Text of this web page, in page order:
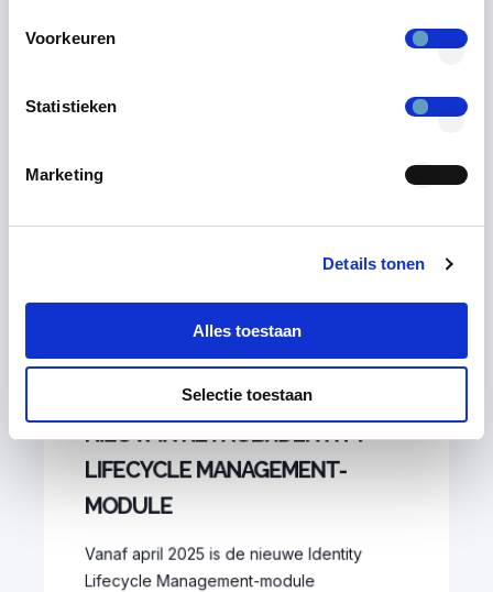
Voorkeuren
Statistieken
Marketing
Details tonen
Alles toestaan
Selectie toestaan
5MIN OM TE LEZEN
NIEUW IN KEYHUB: IDENTITY
LIFECYCLE MANAGEMENT-
MODULE
Vanaf april 2025 is de nieuwe Identity
Lifecycle Management-module